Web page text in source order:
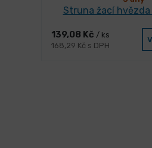
Struna žací hvězda
139,08 Kč / ks
168,29 Kč s DPH